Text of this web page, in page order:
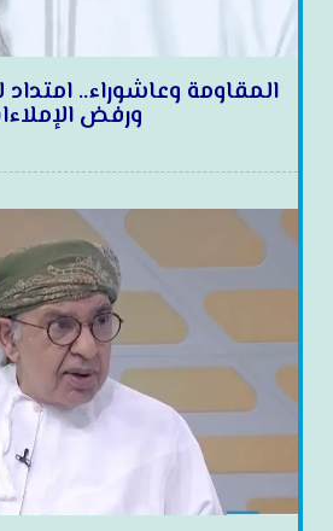
المقاومة وعاشوراء..
ورفض